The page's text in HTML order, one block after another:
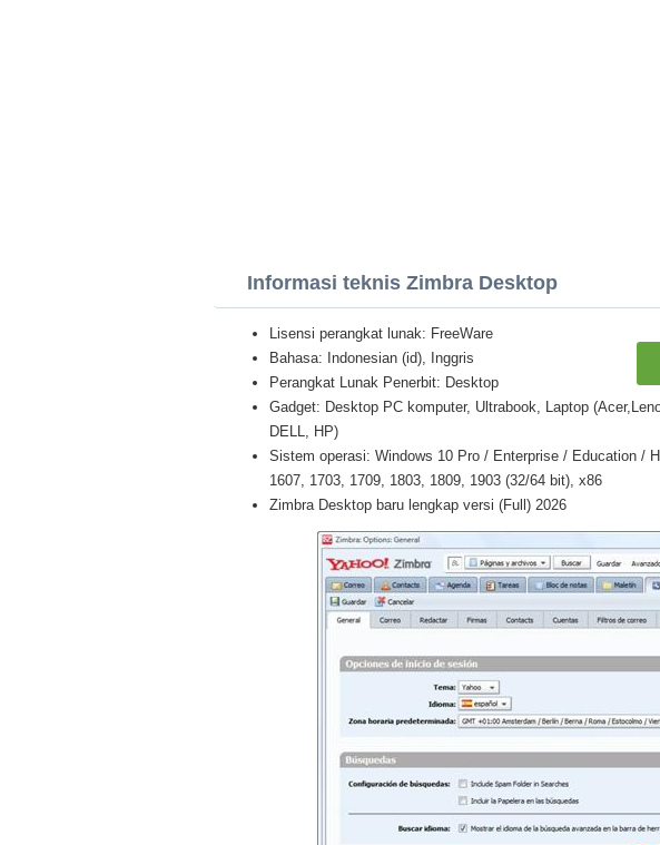
Informasi teknis Zimbra Desktop
Lisensi perangkat lunak: FreeWare
Bahasa: Indonesian (id), Inggris
Perangkat Lunak Penerbit: Desktop
Gadget: Desktop PC komputer, Ultrabook, Laptop
DELL, HP)
Sistem operasi: Windows 10 Pro / Enterprise / Education /
1607, 1703, 1709, 1803, 1809, 1903 (32/64 bit), x86
Zimbra Desktop baru lengkap versi (Full) 2026